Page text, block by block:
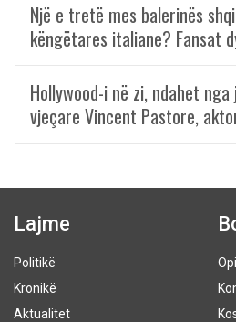
Një e tretë mes balerinës
këngëtares italiane? Fansat
Hollywood-i në zi, ndahet
vjeçare Vincent Pastore,
Lajme
Politikë
Kronikë
Aktualitet